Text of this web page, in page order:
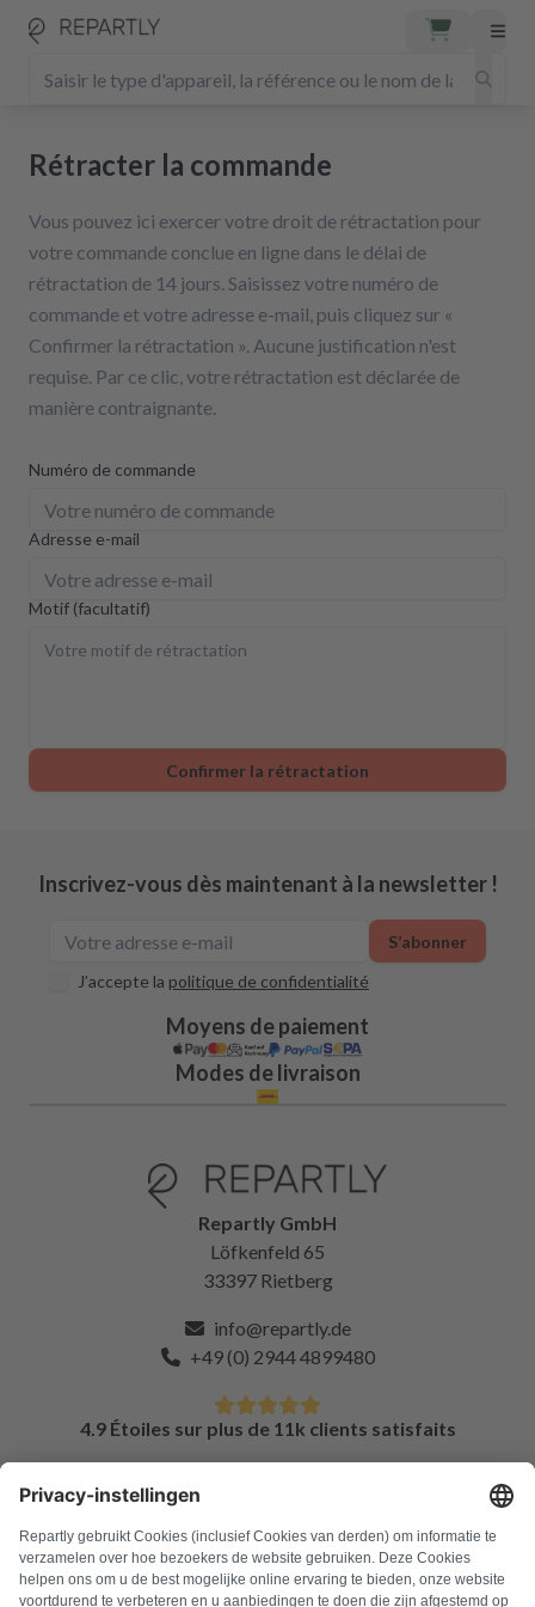
Rétracter la commande
Vous pouvez ici exercer votre droit de rétractation pour
votre commande conclue en ligne dans le délai de
rétractation de 14 jours. Saisissez votre numéro de
commande et votre adresse e-mail, puis cliquez sur «
Confirmer la rétractation ». Aucune justification n'est
requise. Par ce clic, votre rétractation est déclarée de
manière contraignante.
Numéro de commande
Adresse e-mail
Motif (facultatif)
Confirmer la rétractation
Inscrivez-vous dès maintenant à la newsletter !
J’accepte la politique de confidentialité
S’abonner
Moyens de paiement
Modes de livraison
Repartly GmbH
Löfkenfeld 65
33397 Rietberg
info@repartly.de
+49 (0) 2944 4899480
4.9 Étoiles sur plus de 11k clients satisfaits
FAQ